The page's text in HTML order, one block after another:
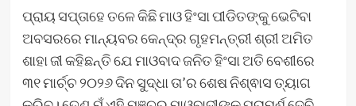
ପ୍ରାୟ ସପ୍ତାହେ ତଳେ କିଛି ମାଓ ହିଂସା ପୀଡିତଙ୍କୁ ଭେଟିବା
ଅବସରରେ ମାନ୍ୟବର କେନ୍ଦ୍ର ଗୃହମନ୍ତ୍ରୀ ଶ୍ରୀ ଅମିତ
ଶାହା ଜୀ କହିଛନ୍ତି ଯେ ମାଓବାଦ ଜନିତ ହିଂସା ଅତି ବେଶୀରେ
୩୧ ମାର୍ଚ୍ଚ ୨୦୨୬ ଦିନ ସୁଦ୍ଧା ତା’ର ଶେଷ ନିଶ୍ଵାସ ତ୍ୟାଗ